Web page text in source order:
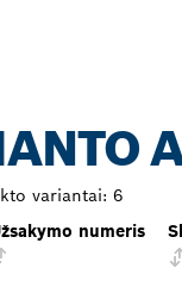
variantai: 6
numeris